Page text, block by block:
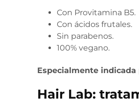
Con Provitamina B5.
Con ácidos frutales.
Sin parabenos.
100% vegano.
Especialmente indicada
Hair Lab: